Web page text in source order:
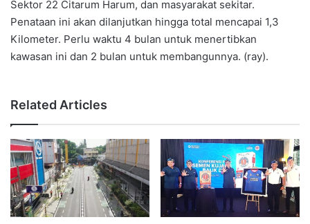
Sektor 22 Citarum Harum, dan masyarakat sekitar.
Penataan ini akan dilanjutkan hingga total mencapai 1,3
Kilometer. Perlu waktu 4 bulan untuk menertibkan
kawasan ini dan 2 bulan untuk membangunnya. (ray).
Related Articles